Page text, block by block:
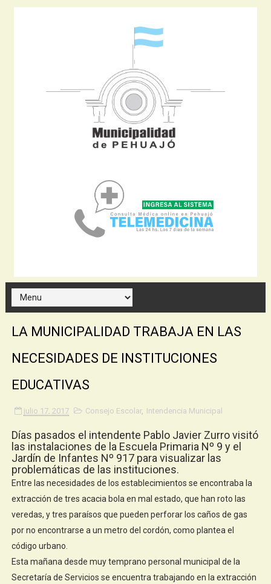
LA MUNICIPALIDAD TRABAJA EN LAS
NECESIDADES DE INSTITUCIONES
EDUCATIVAS
julio 17, 2017 Consejo Escolar, Intendencia Municipal
Días pasados el intendente Pablo Javier Zurro visitó
las instalaciones de la Escuela Primaria Nº 9 y el
Jardín de Infantes Nº 917 para visualizar las
problemáticas de las instituciones.
Entre las necesidades de los establecimientos se encontraba la
extracción de tres acacia bola en mal estado, que han roto las
veredas, y tres paraísos que pueden perforar los caños de gas
por no encontrarse a un metro del cordón, como plantea el
código urbano.
Esta mañana desde muy temprano personal municipal de la
Secretaría de Servicios se encuentra trabajando en la extracción